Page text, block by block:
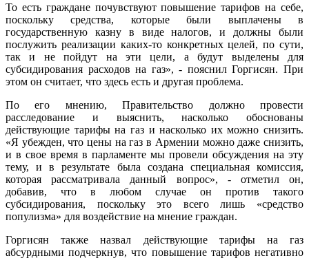
То есть граждане почувствуют повышение тарифов на себе,
поскольку средства, которые были выплачены в
государственную казну в виде налогов, и должны были
послужить реализации каких-то конкретных целей, по сути,
так и не пойдут на эти цели, а будут выделены для
субсидирования расходов на газ», - пояснил Горгисян. При
этом он считает, что здесь есть и другая проблема.
По его мнению, Правительство должно провести
расследование и выяснить, насколько обоснованы
действующие тарифы на газ и насколько их можно снизить.
«Я убежден, что цены на газ в Армении можно даже снизить,
и в свое время в парламенте мы провели обсуждения на эту
тему, и в результате была создана специальная комиссия,
которая рассматривала данный вопрос», - отметил он,
добавив, что в любом случае он против такого
субсидирования, поскольку это всего лишь «средство
популизма» для воздействие на мнение граждан.
Горгисян также назвал действующие тарифы на газ
абсурдными подчеркнув, что повышение тарифов негативно